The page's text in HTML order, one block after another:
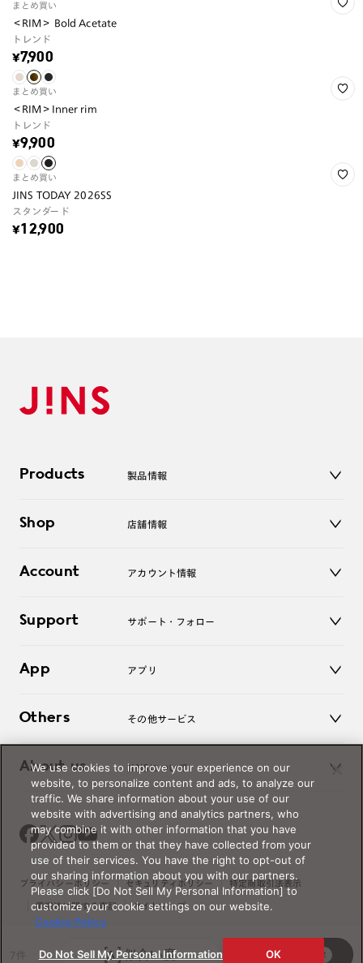
まとめ買い
＜RIM＞ Bold Acetate
トレンド
¥7,900
まとめ買い
＜RIM＞Inner rim
トレンド
¥9,900
まとめ買い
JINS TODAY 2026SS
スタンダード
¥12,900
7件 似合い度 絞り込み 2
Products 製品情報
サングラス
コンタクトレンズ
アクセサリー
Shop 店舗情報
オンラインショップ
Account アカウント情報
ログアウト
Support サポート・フォロー
よくあるご質問
お問い合わせ
App アプリ
Others その他サービス
レンズ交換
オンラインギフト
価格案内
About us JINSについて
Magnify Life
会社概要
採用情報
法人のお客様
出店について
プライバシーポリシー セキュリティポリシー 特定商取引法表示
薬機法に関する表記 サイトマップ
© JINS Inc. All Rights Reserved.
We use cookies to improve your experience on our
website, to personalize content and ads, to analyze our
traffic. We share information about your use of our
website with advertising and analytics partners, who
may combine it with other information that you have
provided to them or that they have collected from your
use of their services. You have the right to opt-out of
our sharing information about you with our partners.
Please click [Do Not Sell My Personal Information] to
customize your cookie settings on our website.
Cookie Policy
Do Not Sell My Personal Information OK